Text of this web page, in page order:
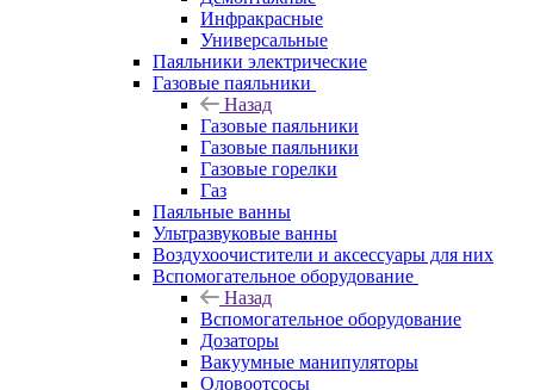
Инфракрасные
Универсальные
Паяльники электрические
Газовые паяльники
Назад
Газовые паяльники
Газовые паяльники
Газовые горелки
Газ
Паяльные ванны
Ультразвуковые ванны
Воздухоочистители и аксессуары для них
Вспомогательное оборудование
Назад
Вспомогательное оборудование
Дозаторы
Вакуумные манипуляторы
Оловоотсосы